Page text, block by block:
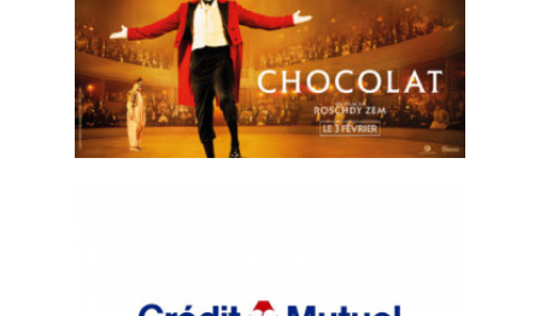
Bande annonce Cinéma,Voix off Radio, Tv